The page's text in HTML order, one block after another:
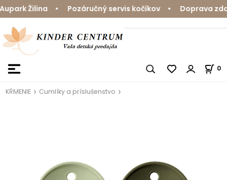
Žilina • Pozáručný servis kočíkov • Doprava
0
KŔMENIE Cumlíky a príslušenstvo